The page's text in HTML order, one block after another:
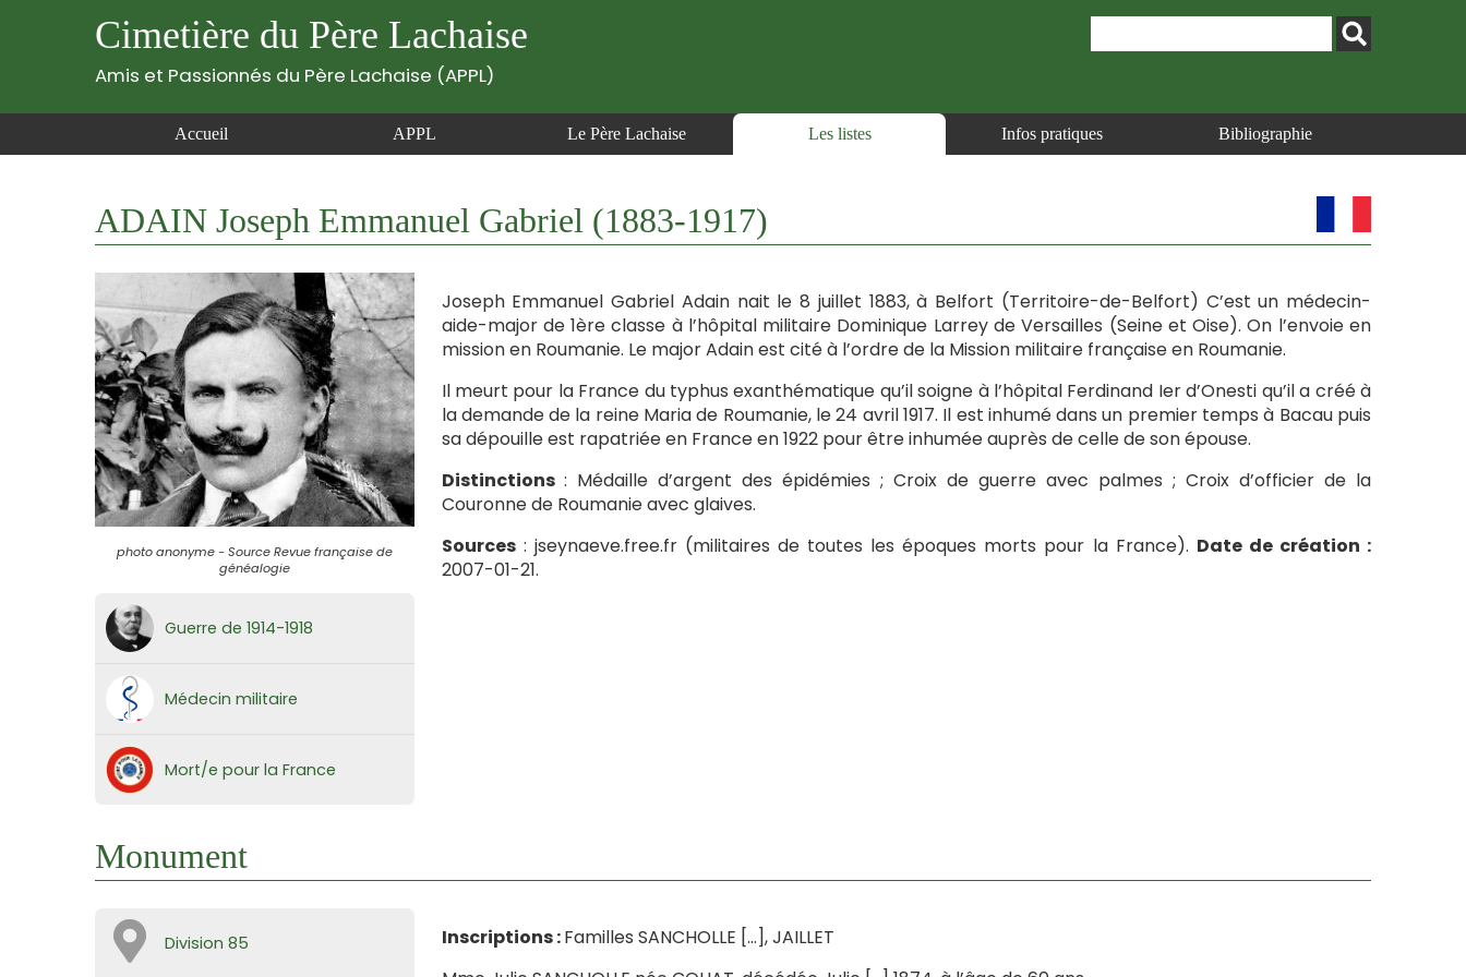
Cimetière du Père Lachaise
Amis et Passionnés du Père Lachaise (APPL)
Accueil APPL Le Père Lachaise Les listes Infos pratiques Bibliographie
ADAIN Joseph Emmanuel Gabriel (1883-1917)
photo anonyme - Source Revue française de
généalogie
Guerre de 1914-1918
Médecin militaire
Mort/e pour la France
Joseph Emmanuel Gabriel Adain nait le 8 juillet 1883, à Belfort (Territoire-de-Belfort) C’est un médecin-
aide-major de 1ère classe à l’hôpital militaire Dominique Larrey de Versailles (Seine et Oise). On l’envoie en
mission en Roumanie. Le major Adain est cité à l’ordre de la Mission militaire française en Roumanie.
Il meurt pour la France du typhus exanthématique qu’il soigne à l’hôpital Ferdinand Ier d’Onesti qu’il a créé à
la demande de la reine Maria de Roumanie, le 24 avril 1917. Il est inhumé dans un premier temps à Bacau puis
sa dépouille est rapatriée en France en 1922 pour être inhumée auprès de celle de son épouse.
Distinctions: Médaille d’argent des épidémies ; Croix de guerre avec palmes ; Croix d’officier de la
Couronne de Roumanie avec glaives.
Sources: jseynaeve.free.fr (militaires de toutes les époques morts pour la France). Date de création :
2007-01-21.
Monument
Division 85 Inscriptions :Familles SANCHOLLE […], JAILLET